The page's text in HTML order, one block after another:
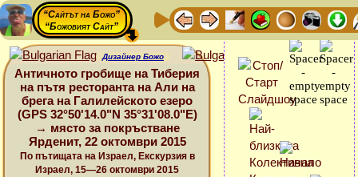
“Сайтът на Божо”
“Божовият Сайт”
Дизайнер Божо
Античното гробище на Тиберия
на пътя ресторанта на Али на
брега на Галилейското езеро
(GPS 32°50'14.0"N 35°31'08.0"E)
→ място за покръстване
Ярденит, 22 октомври 2015
По пътищата на Израел, Екскурзия в
Израел, 15—26 октомври 2015